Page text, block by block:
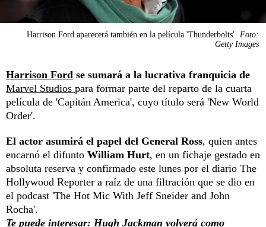
Harrison Ford aparecerá también en la película 'Thunderbolts'.
Foto:
Getty Images
Harrison Ford se sumará a la lucrativa franquicia de
Marvel Studios para formar parte del reparto de la cuarta
película de 'Capitán America', cuyo título será 'New World
Order'.
El actor asumirá el papel del General Ross, quien antes
encarnó el difunto William Hurt, en un fichaje gestado en
absoluta reserva y confirmado este lunes por el diario The
Hollywood Reporter a raíz de una filtración que se dio en
el podcast 'The Hot Mic With Jeff Sneider and John
Rocha'.
Te puede interesar: Hugh Jackman volverá como